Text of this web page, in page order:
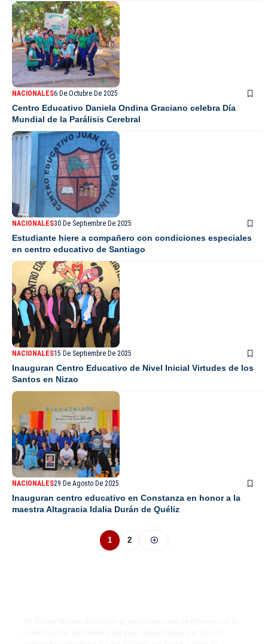
NACIONALES6 De Octubre De 2025
Centro Educativo Daniela Ondina Graciano celebra Día
Mundial de la Parálisis Cerebral
NACIONALES30 De Septiembre De 2025
Estudiante hiere a compañero con condiciones especiales
en centro educativo de Santiago
NACIONALES15 De Septiembre De 2025
Inauguran Centro Educativo de Nivel Inicial Virtudes de los
Santos en Nizao
NACIONALES29 De Agosto De 2025
Inauguran centro educativo en Constanza en honor a la
maestra Altagracia Idalia Durán de Quéliz
1 2